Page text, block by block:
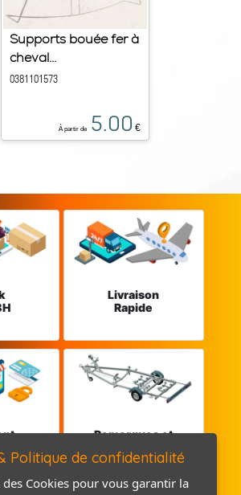
Supports bouée fer à
cheval...
0381101573
À partir de 5.00 €
Livraison
Rapide
Remorques et
Politique de confidentialité
Cookies pour vous garantir la